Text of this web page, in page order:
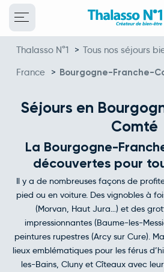
Thalasso N°1 > Tous nos séjours
France > Bourgogne-Franche-
Séjours en
Comté
La Bourgogne-
découvertes pour
Il y a de nombreuses façons de
pied ou en voiture. Des vignobles à
(Morvan, Haut Jura…) et des
impressionnantes (Baume-les-
peintures rupestres (Arcy sur Cure).
lieux emblématiques pour les férus
les-Bains, Cluny et Cîteaux avec